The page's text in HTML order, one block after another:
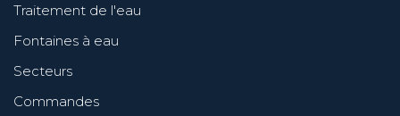
Traitement de l'eau
Fontaines à eau
Secteurs
Commandes